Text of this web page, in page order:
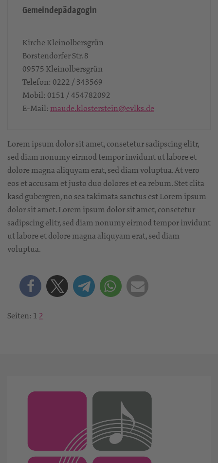
Gemeindepädagogin
Kirche Kleinolbersgrün
Borstendorfer Str. 8
09575 Kleinolbersgrün
Telefon: 0222 / 343569
Mobil: 0151 / 454782092
E-Mail: maude.klosterstein@evlks.de
Lorem ipsum dolor sit amet, consetetur sadipscing elitr,
sed diam nonumy eirmod tempor invidunt ut labore et
dolore magna aliquyam erat, sed diam voluptua. At vero
eos et accusam et justo duo dolores et ea rebum. Stet clita
kasd gubergren, no sea takimata sanctus est Lorem ipsum
dolor sit amet. Lorem ipsum dolor sit amet, consetetur
sadipscing elitr, sed diam nonumy eirmod tempor invidunt
ut labore et dolore magna aliquyam erat, sed diam
voluptua.
Seiten: 12